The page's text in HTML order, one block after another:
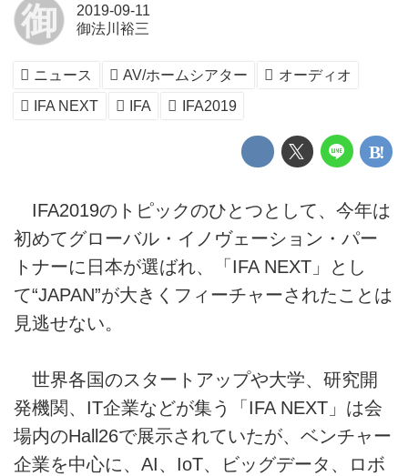
御
2019-09-11
御法川裕三
ニュース AV/ホームシアター
オーディオ
IFA NEXT
IFA IFA2019
IFA2019のトピックのひとつとして、今年は
初めてグローバル・イノヴェーション・パー
トナーに日本が選ばれ、「IFA NEXT」とし
て“JAPAN”が大きくフィーチャーされたことは
見逃せない。
世界各国のスタートアップや大学、研究開
発機関、IT企業などが集う「IFA NEXT」は会
場内のHall26で展示されていたが、ベンチャー
企業を中心に、AI、IoT、ビッグデータ、ロボ